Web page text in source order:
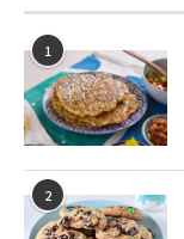
1
2